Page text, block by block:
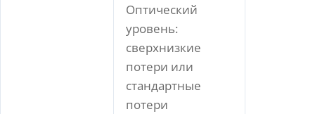
Оптический
уровень:
сверхнизкие
потери или
стандартные
потери